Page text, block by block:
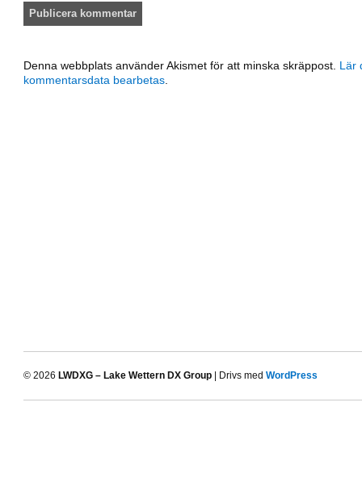
Denna webbplats använder Akismet för att minska skräppost. Lär
kommentarsdata bearbetas
© 2026 LWDXG – Lake Wettern DX Group | Drivs med WordPress